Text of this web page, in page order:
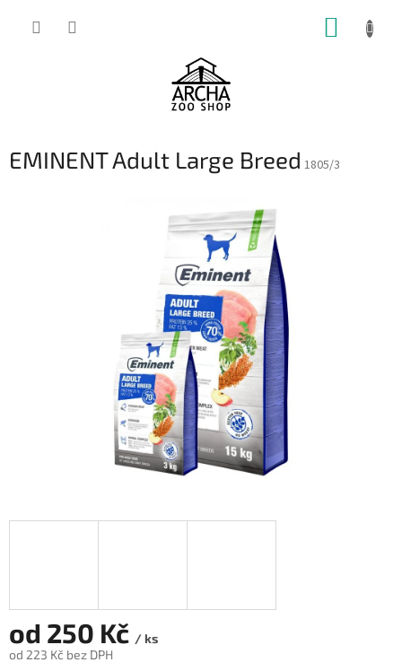
EMINENT Adult Large Breed 1805/3
od 250 Kč / ks
od 223 Kč bez DPH